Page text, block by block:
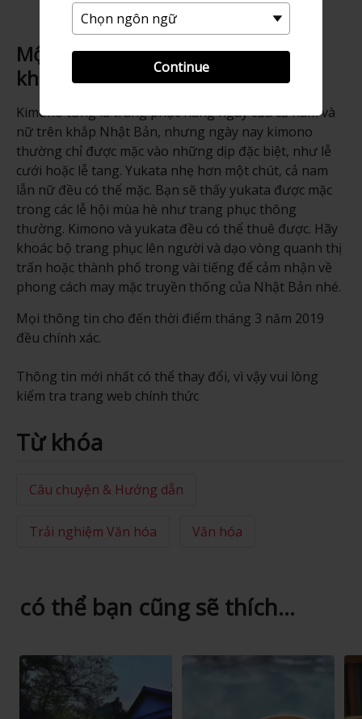
Continue
Một truyền thống mà bạn có thể
khoác lên người
Kimono từng là trang phục hàng ngày của cả nam và
nữ trên khắp Nhật Bản, nhưng ngày nay kimono
thường chỉ được mặc vào những dịp đặc biệt, như lễ
cưới hoặc lễ tang. Yukata nhẹ hơn một chút, cả nam
lẫn nữ đều có thể mặc. Bạn sẽ thấy yukata được mặc
trong các lễ hội mùa hè như trang phục thông
thường. Kimono và yukata đều có thể thuê được. Hãy
khoác bộ trang phục lên người và dạo vòng quanh thị
trấn hoặc thành phố trong vài tiếng để cảm nhận về
phong cách may mặc truyền thống của Nhật Bản nhé.
Mọi thông tin cho đến thời điểm tháng 3 năm 2019
đều chính xác.
Thông tin mới nhất có thể thay đổi, vì vậy vui lòng
kiểm tra trang web chính thức
Từ khóa
Câu chuyện & Hướng dẫn
Trải nghiệm Văn hóa Văn hóa
có thể bạn cũng sẽ thích...